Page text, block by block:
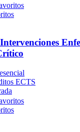
ECTS